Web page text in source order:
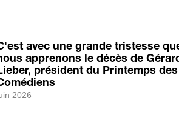
avec une grande tristesse
apprenons le décès de
président du Printemps des
2026